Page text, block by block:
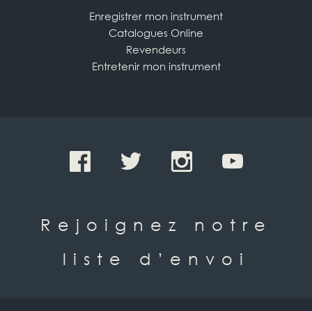
Enregistrer mon instrument
Catalogues Online
Revendeurs
Entretenir mon instrument
Rejoignez notre
liste d’envoi